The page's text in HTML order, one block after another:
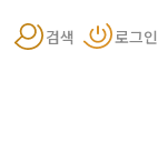
검색 로그인